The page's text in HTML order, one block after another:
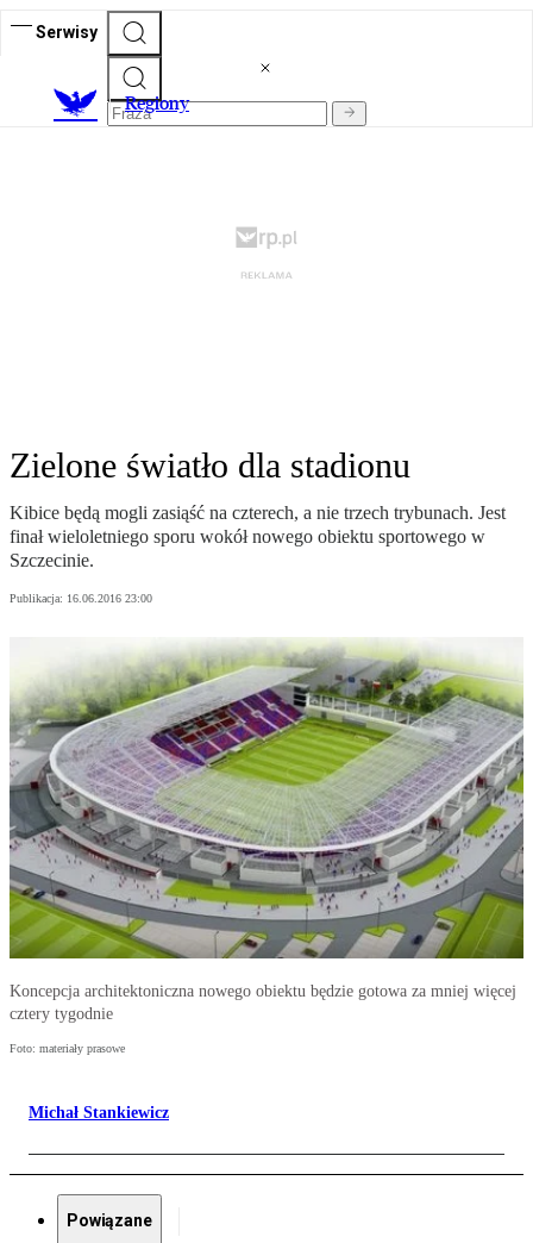
Serwisy
Regiony
Zielone światło dla stadionu
Kibice będą mogli zasiąść na czterech, a nie trzech trybunach. Jest
finał wieloletniego sporu wokół nowego obiektu sportowego w
Szczecinie.
Publikacja: 16.06.2016 23:00
Koncepcja architektoniczna nowego obiektu będzie gotowa za mniej więcej
cztery tygodnie
Foto: materiały prasowe
Michał Stankiewicz
Powiązane